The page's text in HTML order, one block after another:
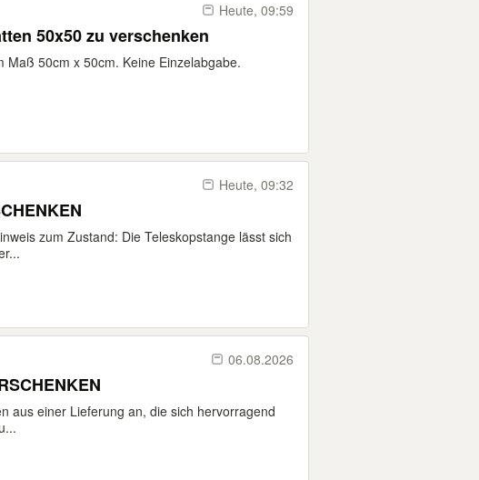
Heute, 09:59
50x50 zu verschenken
Maß 50cm x 50cm. Keine Einzelabgabe.
Heute, 09:32
zum Zustand: Die Teleskopstange lässt sich
06.08.2026
aus einer Lieferung an, die sich hervorragend